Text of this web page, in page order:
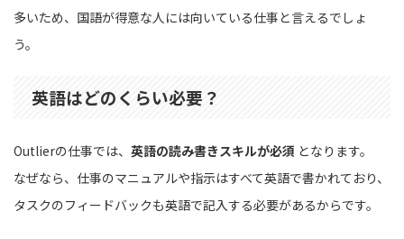
多いため、国語が得意な人には向いている仕事と言えるでしょ
う。
英語はどのくらい必要？
Outlierの仕事では、 英語の読み書きスキルが必須 となります。
なぜなら、仕事のマニュアルや指示はすべて英語で書かれており、
タスクのフィードバックも英語で記入する必要があるからです。